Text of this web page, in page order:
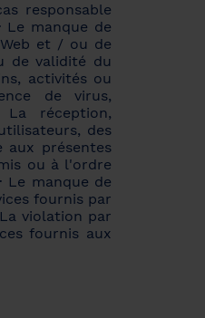
responsable
Le manque de
et / ou de
de validité du
activités ou
de virus,
réception,
des
aux présentes
ou à l'ordre
Le manque de
fournis par
violation par
fournis aux